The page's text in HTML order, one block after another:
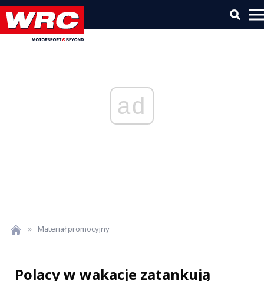
ad
» Materiał promocyjny
Polacy w wakacje zatankują